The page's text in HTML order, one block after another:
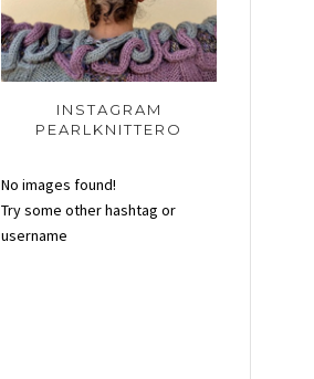
INSTAGRAM
PEARLKNITTERO
No images found!
Try some other hashtag or
username